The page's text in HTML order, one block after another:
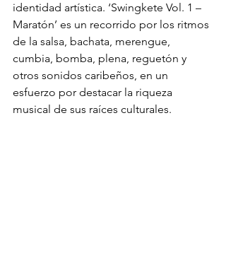
identidad artística. ‘Swingkete Vol. 1 –
Maratón’ es un recorrido por los ritmos
de la salsa, bachata, merengue,
cumbia, bomba, plena, reguetón y
otros sonidos caribeños, en un
esfuerzo por destacar la riqueza
musical de sus raíces culturales.